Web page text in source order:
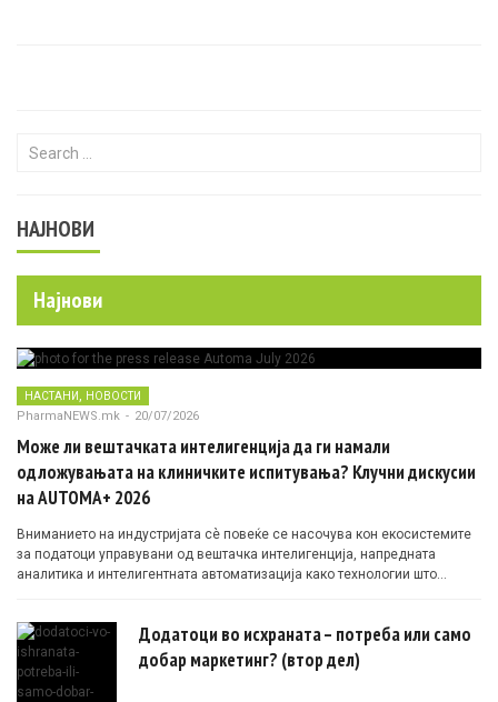
Search for:
НАЈНОВИ
Најнови
НАСТАНИ, НОВОСТИ
PharmaNEWS.mk - 20/07/2026
Може ли вештачката интелигенција да ги намали
одложувањата на клиничките испитувања? Клучни дискусии
на AUTOMA+ 2026
Вниманието на индустријата сè повеќе се насочува кон екосистемите
за податоци управувани од вештачка интелигенција, напредната
аналитика и интелигентната автоматизација како технологии што
Додатоци во исхраната – потреба или само
добар маркетинг? (втор дел)